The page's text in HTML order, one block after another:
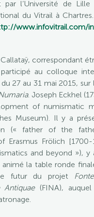
par l’Université de
du Vitrail à
www.infovitrail.com/
correspondant
participé au colloque
27 au 31 mai 2015,
. Joseph Eckhel
of numismatic
Museum). Il y a
(« father of the
Erasmus Frölich
and beyond »), y
la table ronde
futur du projet
Antiquae(FINA), auquel